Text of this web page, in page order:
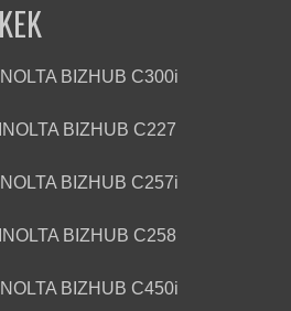
BIZHUB C300i
BIZHUB C227
BIZHUB C257i
BIZHUB C258
BIZHUB C450i